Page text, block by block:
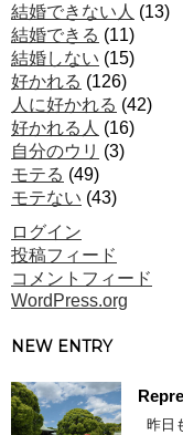
結婚できない人 (13)
結婚できる (11)
結婚しない (15)
好かれる (126)
人に好かれる (42)
好かれる人 (16)
自分のウリ (3)
モテる (49)
モテない (43)
ログイン
投稿フィード
コメントフィード
WordPress.org
NEW ENTRY
昨日